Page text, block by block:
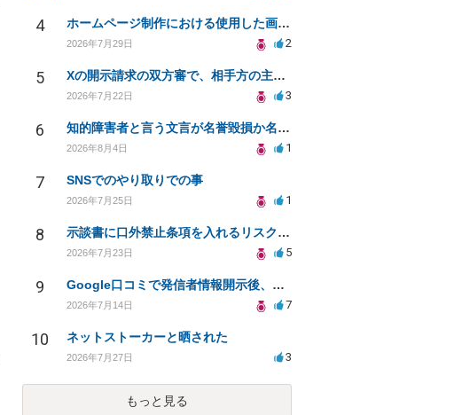
4 ホームページ制作における使用した画像や文章の著作権について
2026年7月29日 2
5 Xの開示請求の双方審で、相手方の主張が口頭ばかりで把握しきれません
2026年7月22日 3
6 知的障害者と言う文言が名誉毀損か名誉感情の侵害になるか教えてほしい。
2026年8月4日 1
7 SNSでのやり取りでの事
2026年7月25日 1
8 示談書に口外禁止条項を入れるリスクはありますか？
2026年7月23日 5
9 Google口コミで発信者情報開示後、損害賠償請求を受けています。示談について相談です。
2026年7月14日 7
10 ネットストーカーと晒された
2026年7月27日 3
もっと見る